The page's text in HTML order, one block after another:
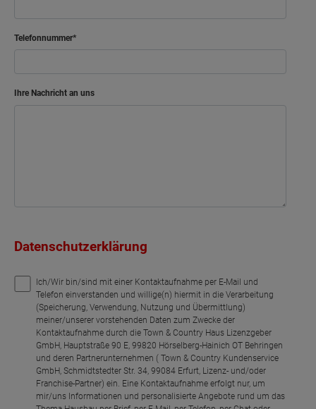
Telefonnummer
Ihre Nachricht an uns
Datenschutzerklärung
Ich/Wir bin/sind mit einer Kontaktaufnahme per E-Mail und
Telefon einverstanden und willige(n) hiermit in die Verarbeitung
(Speicherung, Verwendung, Nutzung und Übermittlung)
meiner/unserer vorstehenden Daten zum Zwecke der
Kontaktaufnahme durch die Town & Country Haus Lizenzgeber
GmbH, Hauptstraße 90 E, 99820 Hörselberg-Hainich OT Behringen
und deren Partnerunternehmen ( Town & Country Kundenservice
GmbH, Schmidtstedter Str. 34, 99084 Erfurt, Lizenz- und/oder
Franchise-Partner) ein. Eine Kontaktaufnahme erfolgt nur, um
mir/uns Informationen und personalisierte Angebote rund um das